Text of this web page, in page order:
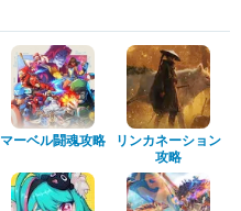
マーベル闘魂攻略
リンカネーション
攻略